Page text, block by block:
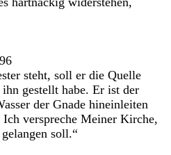
steht, soll er die Quelle
gestellt habe. Er ist der
der Gnade hineinleiten
verspreche Meiner Kirche,
soll.“